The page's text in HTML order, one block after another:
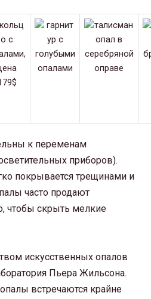
к переменам
приборов).
покрывается трещинами и
часто продают
чтобы скрыть мелкие
искусственных опалов
Пьера Жильсона.
встречаются крайне